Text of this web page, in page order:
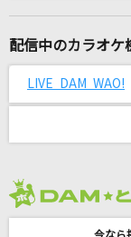
打上花火
MajiでKoiする
配信中のカラオケ
LIVE DAM WAO!